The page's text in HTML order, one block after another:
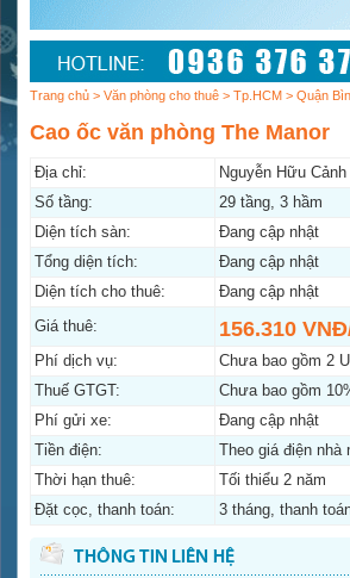
Trang chủ > Văn phòng cho thuê > Tp.HCM > Quận
Cao ốc văn phòng The Manor
Địa chỉ:
Nguyễn Hữu
Số tầng:
29 tầng, 3 hầm
Diện tích sàn:
Đang cập nhật
Tổng diện tích:
Đang cập nhật
Diện tích cho thuê:
Đang cập nhật
Giá thuê:
156.310
Phí dịch vụ:
Chưa bao gồm 2
Thuế GTGT:
Chưa bao gồm
Phí gửi xe:
Đang cập nhật
Tiền điện:
Theo giá điện nhà
Thời hạn thuê:
Tối thiểu 2 năm
Đặt cọc, thanh toán:
3 tháng, thanh